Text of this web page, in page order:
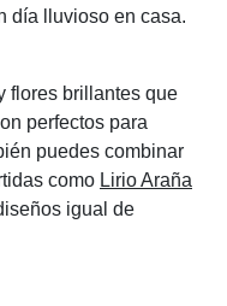
día lluvioso en casa.
flores brillantes que
perfectos para
puedes combinar
como Lirio Araña
igual de